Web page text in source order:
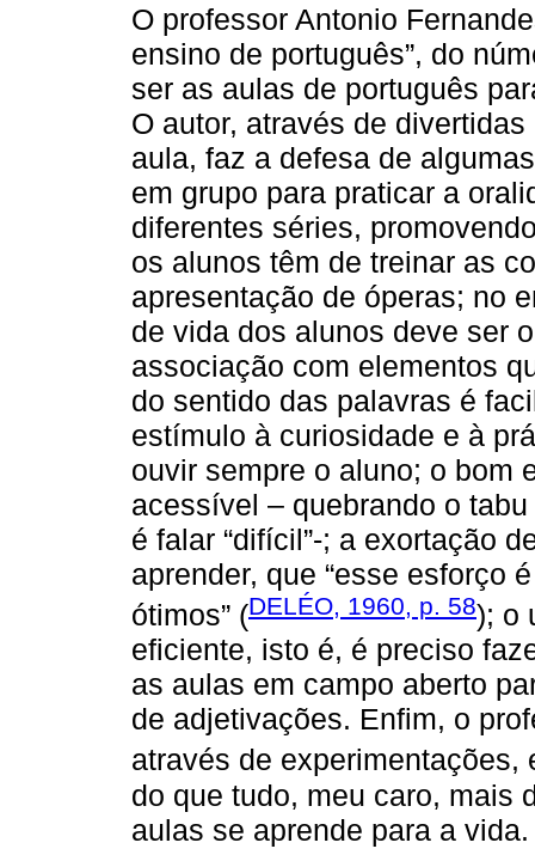
O professor Antonio
ensino de português”, do
ser as aulas de português
O autor, através de
aula, faz a defesa de
em grupo para praticar a
diferentes séries,
os alunos têm de treinar as
apresentação de óperas; no
de vida dos alunos deve ser
associação com elementos
do sentido das palavras é
estímulo à curiosidade e à
ouvir sempre o aluno; o bom
acessível – quebrando o
é falar “difícil”-; a exortação
aprender, que “esse esforço
ótimos” (DELÉO, 1960, p. 58); o
eficiente, isto é, é preciso
as aulas em campo aberto
de adjetivações. Enfim, o
através de experimentações,
do que tudo, meu caro, mais
aulas se aprende para a